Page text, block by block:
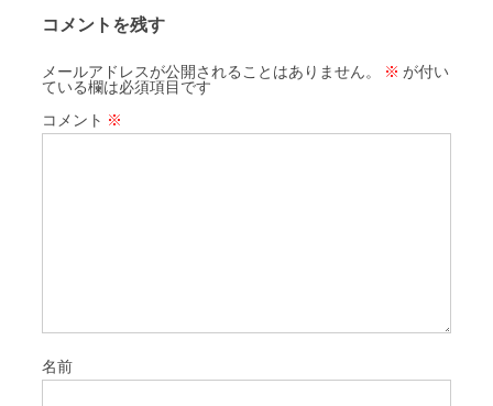
コメントを残す
メールアドレスが公開されることはありません。 ※ が付い
ている欄は必須項目です
コメント ※
名前